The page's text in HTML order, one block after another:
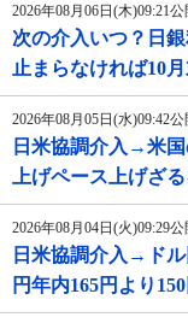
2026年08月06日(木)09:21公
次の介入いつ？日
止まらなければ10
2026年08月05日(水)09:42公
日米協調介入→米国
上げペース上げざ
2026年08月04日(火)09:29公
日米協調介入→ド
円年内165円より